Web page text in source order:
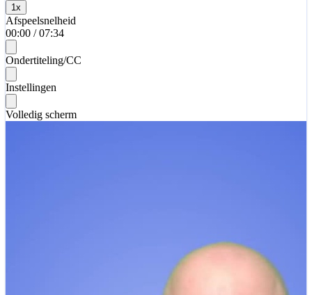
1 x
Afspeelsnelheid
00:00 / 07:34
Ondertiteling/CC
Instellingen
Volledig scherm